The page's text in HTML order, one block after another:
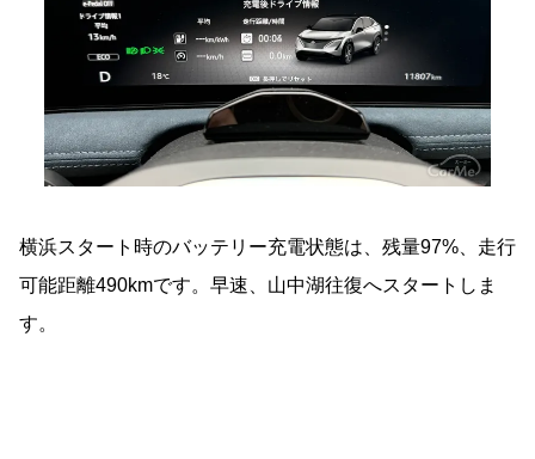
横浜スタート時のバッテリー充電状態は、残量97%、走行
可能距離490kmです。早速、山中湖往復へスタートしま
す。